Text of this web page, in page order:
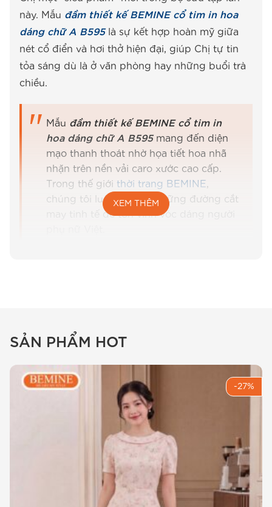
này. Mẫu đầm thiết kế BEMINE cổ tim in hoa
dáng chữ A B595là sự kết hợp hoàn mỹ giữa
nét cổ điển và hơi thở hiện đại, giúp Chị tự tin
tỏa sáng dù là ở văn phòng hay những buổi trà
chiều.
Mẫu đầm thiết kế BEMINE cổ tim in
hoa dáng chữ A B595mang đến diện
mạo thanh thoát nhờ họa tiết hoa nhã
nhặn trên nền vải caro xước cao cấp.
Trong thế giới thời trang BEMINE,
chúng tôi luôn ưu tiên những đường cắt
may tinh tế để tôn vinh vóc dáng người
Khi bắt tay vào dựng mẫu cho mã B595, đội
ngũ thiết kế của BEMINE đã trăn trở rất nhiều về
việc làm sao để một chiếc đầm vừa phải thoải
mái để mặc suốt 8 tiếng tại văn phòng, vừa phải
đủ sang trọng cho các sự kiện bất ngờ. Thực tế,
BEMINE đã điều chỉnh hạ sâu cổ tim thêm 1cm
so với các mẫu cũ để giúp phần cổ của Chị
trông thanh thoát hơn, tạo cảm giác gương mặt
thon gọn rõ rệt. Đây là chi tiết nhỏ mà chỉ
những người thợ tâm huyết mới hiểu rõ sức
XEM THÊM
SẢN PHẨM HOT
-27%